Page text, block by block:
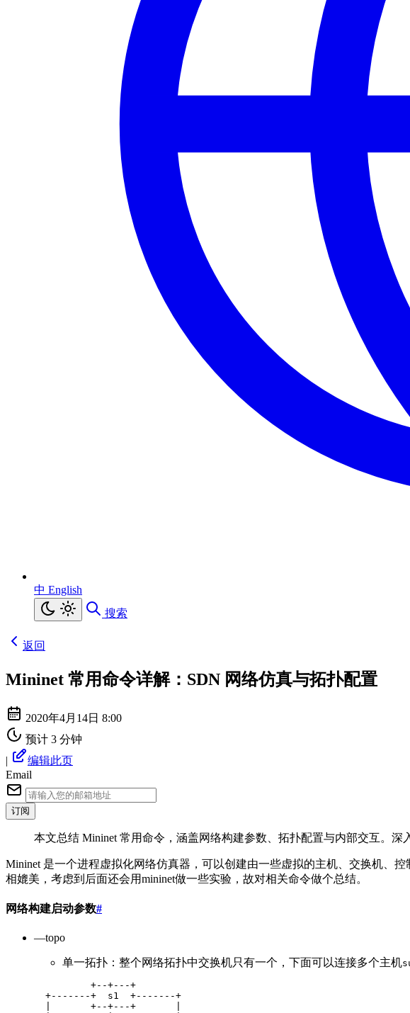
中 English
搜索
返回
Mininet 常用命令详解：SDN 网络仿真与拓扑配置
2020年4月14日 8:00
预计 3 分钟
|
编辑此页
Email
订阅
本文总结 Mininet 常用命令，涵盖网络构建参数、拓扑配置与内部交互。深
Mininet 是一个进程虚拟化网络仿真器，可以创建由一些虚拟的主机、交换机、
相媲美，考虑到后面还会用mininet做一些实验，故对相关命令做个总结。
网络构建启动参数#
—topo
单一拓扑：整个网络拓扑中交换机只有一个，下面可以连接多个主机
          +--+---+
  +-------+  s1  +-------+
  |       +--+---+       |